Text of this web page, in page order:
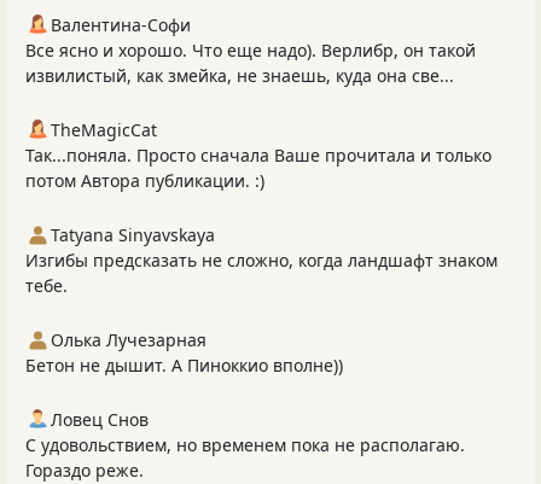
Валентина-Софи
Все ясно и хорошо. Что еще надо). Верлибр, он такой
извилистый, как змейка, не знаешь, куда она све...
TheMagicCat
Так...поняла. Просто сначала Ваше прочитала и только
потом Автора публикации. :)
Tatyana Sinyavskaya
Изгибы предсказать не сложно, когда ландшафт знаком
тебе.
Олька Лучезарная
Бетон не дышит. А Пиноккио вполне))
Ловец Снов
С удовольствием, но временем пока не располагаю.
Гораздо реже.